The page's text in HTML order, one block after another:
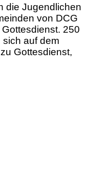
die Jugendlichen
von DCG
250
auf dem
Gottesdienst,